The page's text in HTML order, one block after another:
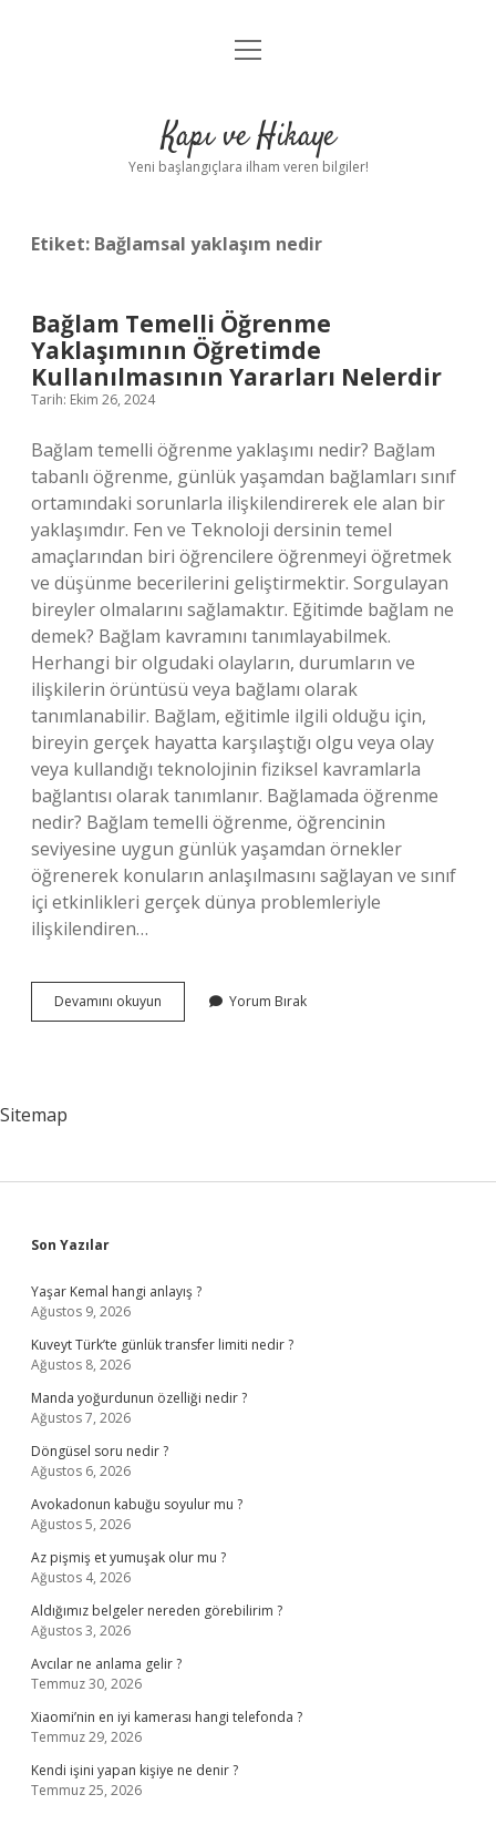
Anasayfa
Yasal Uyarı
menüyü
Kapı ve Hikaye
Yeni başlangıçlara ilham veren bilgiler!
Etiket: Bağlamsal yaklaşım nedir
Bağlam Temelli Öğrenme
Yaklaşımının Öğretimde
Kullanılmasının Yararları Nelerdir
Tarih: Ekim 26, 2024
Bağlam temelli öğrenme yaklaşımı nedir? Bağlam
tabanlı öğrenme, günlük yaşamdan bağlamları sınıf
ortamındaki sorunlarla ilişkilendirerek ele alan bir
yaklaşımdır. Fen ve Teknoloji dersinin temel
amaçlarından biri öğrencilere öğrenmeyi öğretmek
ve düşünme becerilerini geliştirmektir. Sorgulayan
bireyler olmalarını sağlamaktır. Eğitimde bağlam ne
demek? Bağlam kavramını tanımlayabilmek.
Herhangi bir olgudaki olayların, durumların ve
ilişkilerin örüntüsü veya bağlamı olarak
tanımlanabilir. Bağlam, eğitimle ilgili olduğu için,
bireyin gerçek hayatta karşılaştığı olgu veya olay
veya kullandığı teknolojinin fiziksel kavramlarla
bağlantısı olarak tanımlanır. Bağlamada öğrenme
nedir? Bağlam temelli öğrenme, öğrencinin
seviyesine uygun günlük yaşamdan örnekler
öğrenerek konuların anlaşılmasını sağlayan ve sınıf
içi etkinlikleri gerçek dünya problemleriyle
ilişkilendiren…
Devamını okuyun
Temelli
Yorum Bırak
Sitemap
Sidebar
Son Yazılar
Yaşar Kemal hangi anlayış ?
Ağustos 9, 2026
Kuveyt Türk’te günlük transfer limiti nedir ?
Ağustos 8, 2026
Manda yoğurdunun özelliği nedir ?
Ağustos 7, 2026
Döngüsel soru nedir ?
Ağustos 6, 2026
Avokadonun kabuğu soyulur mu ?
Ağustos 5, 2026
Az pişmiş et yumuşak olur mu ?
Ağustos 4, 2026
Aldığımız belgeler nereden görebilirim ?
Ağustos 3, 2026
Avcılar ne anlama gelir ?
Temmuz 30, 2026
Xiaomi’nin en iyi kamerası hangi telefonda ?
Temmuz 29, 2026
Kendi işini yapan kişiye ne denir ?
Temmuz 25, 2026